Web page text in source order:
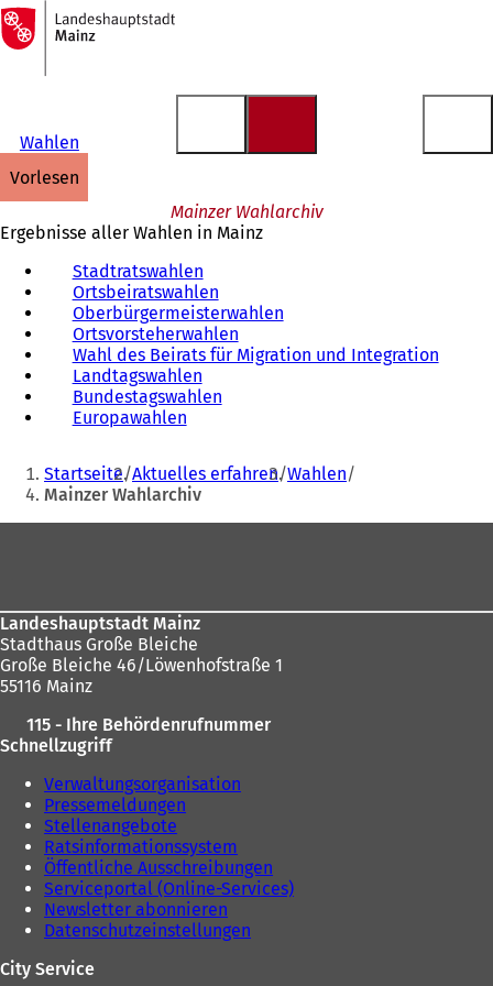
Inhalt anspringen
Zur
Startseite
Wahlen
vorlesen
Mainzer Wahlarchiv
Ergebnisse aller Wahlen in Mainz
Stadtratswahlen
Ortsbeiratswahlen
Oberbürgermeisterwahlen
Ortsvorsteherwahlen
Wahl des Beirats für Migration und Integration
Landtagswahlen
Bundestagswahlen
Europawahlen
Sie
befinden
sich
Startseite Aktuelles erfahren Wahlen
Mainzer Wahlarchiv
Landeshauptstadt Mainz
Stadthaus Große Bleiche
Große Bleiche 46/Löwenhofstraße 1
55116 Mainz
115 - Ihre Behördenrufnummer
Schnellzugriff
Verwaltungsorganisation
Pressemeldungen
Stellenangebote
Ratsinformationssystem
Öffentliche Ausschreibungen
Serviceportal (Online-Services)
Newsletter abonnieren
Datenschutzeinstellungen
City Service